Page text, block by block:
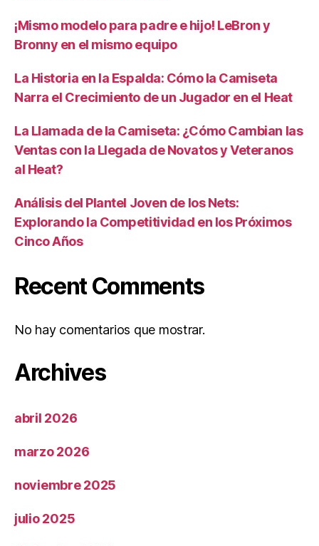
¡Mismo modelo para padre e hijo! LeBron y
Bronny en el mismo equipo
La Historia en la Espalda: Cómo la Camiseta
Narra el Crecimiento de un Jugador en el Heat
La Llamada de la Camiseta: ¿Cómo Cambian las
Ventas con la Llegada de Novatos y Veteranos
al Heat?
Análisis del Plantel Joven de los Nets:
Explorando la Competitividad en los Próximos
Cinco Años
Recent Comments
No hay comentarios que mostrar.
Archives
abril 2026
marzo 2026
noviembre 2025
julio 2025